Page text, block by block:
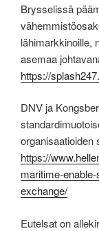
Brysselissä
lähimarkkinoille,
asemaa
https://
DNV ja
organisaatioiden
https://
maritime-
exchange/
Eutelsat on